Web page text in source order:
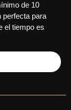
de 10
perfecta para
el tiempo es